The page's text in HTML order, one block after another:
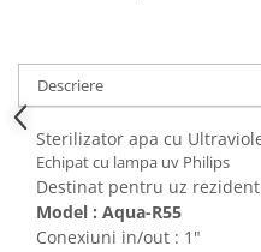
Sisteme profesionale
Statii automate
ECOMIX
Deferizare cu Pyrolox
Deferizare cu BIRM
Zeolit / Turbidex
Descriere
Sterilizator apa cu
Echipat cu lampa uv Philips
Destinat pentru uz
Model : Aqua-R55
Conexiuni in/out : 1"